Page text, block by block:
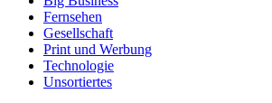
Fernsehen
Gesellschaft
Print und Werbung
Technologie
Unsortiertes